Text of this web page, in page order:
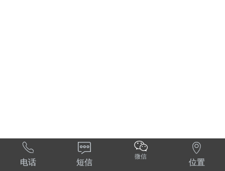

电话

短信
微信

位置